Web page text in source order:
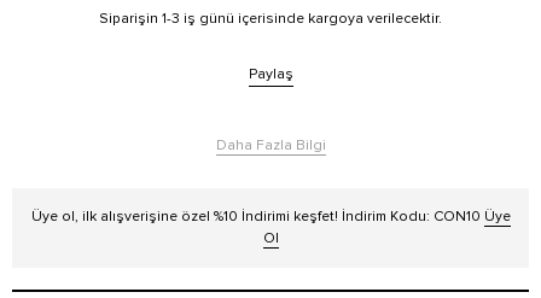
Siparişin 1-3 iş günü içerisinde kargoya verilecektir.
Paylaş
Daha Fazla Bilgi
Üye ol, ilk alışverişine özel %10 İndirimi keşfet! İndirim Kodu: CON10 Üye
Ol